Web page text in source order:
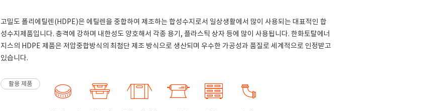
고밀도 폴리에틸렌(HDPE)은 에틸렌을 중합하여 제조하는 합성수지로서 일상생활에서 많이 사용되는 대표적인 합
성수지제품입니다. 충격에 강하며 내한성도 양호해서 각종 용기, 플라스틱 상자 등에 많이 사용됩니다. 한화토탈에너
지스의 HDPE 제품은 저압중합방식의 최첨단 제조 방식으로 생산되며 우수한 가공성과 품질로 세계적으로 인정받고
있습니다.
활용 제품